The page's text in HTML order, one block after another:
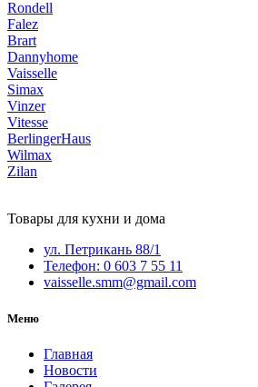
Rondell
Falez
Brart
Dannyhome
Vaisselle
Simax
Vinzer
Vitesse
BerlingerHaus
Wilmax
Zilan
Товары для кухни и дома
ул. Петрикань 88/1
Телефон: 0 603 7 55 11
vaisselle.smm@gmail.com
Меню
Главная
Новости